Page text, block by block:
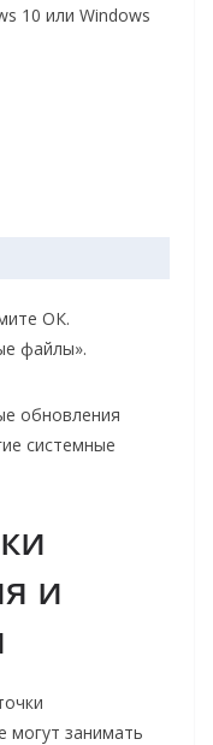
10 или Windows
ОК.
файлы».
обновления
системные
и
могут занимать